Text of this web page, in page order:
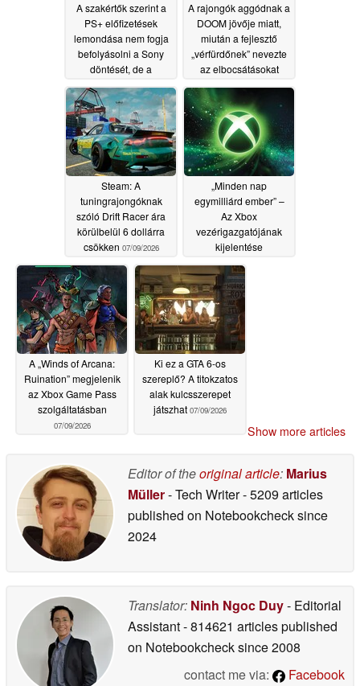
A szakértők szerint a
PS+ előfizetések
lemondása nem fogja
befolyásolni a Sony
döntését, de a
vélekednek 07/10/2026
A rajongók aggódnak a
DOOM jövője miatt,
miután a fejlesztő
„vérfürdőnek” nevezte
az elbocsátásokat
07/10/2026
Steam: A
tuningrajongóknak
szóló Drift Racer ára
körülbelül 6 dollárra
csökken 07/09/2026
„Minden nap
egymilliárd ember” –
Az Xbox
vezérigazgatójának
kijelentése
rajongókat
A „Winds of Arcana:
Ruination” megjelenik
az Xbox Game Pass
szolgáltatásban
07/09/2026
Ki ez a GTA 6-os
szereplő? A titokzatos
alak kulcsszerepet
játszhat 07/09/2026
Show more articles
Editor of theoriginal article: Marius
Müller- Tech Writer- 5209 articles
published on Notebookchecksince
2024
Translator: Ninh Ngoc Duy- Editorial
Assistant- 814621 articles published
on Notebookchecksince 2008
contact me via:
Facebook